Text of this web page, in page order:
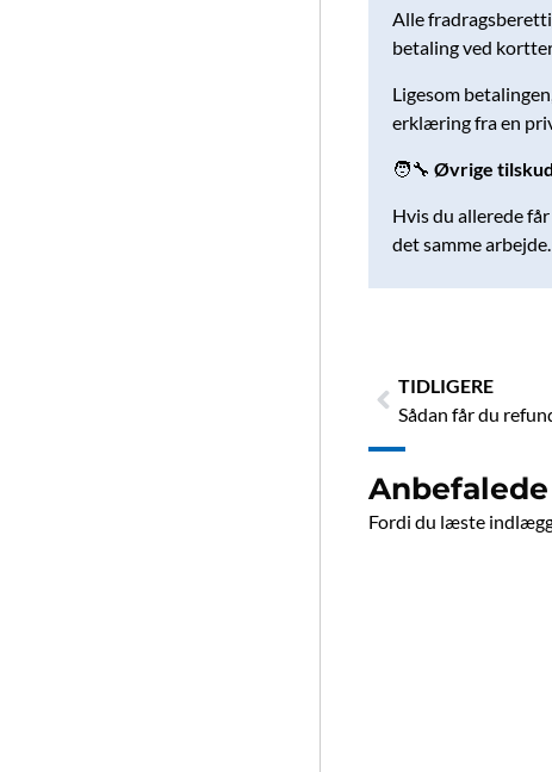
Alle
betaling ved
Ligesom
erklæring fra en
🧑‍🔧 Øvrige
Hvis du allerede
det samme arbejde.
Tidligere
TIDLIGERE
Sådan får du
Fordi du læste